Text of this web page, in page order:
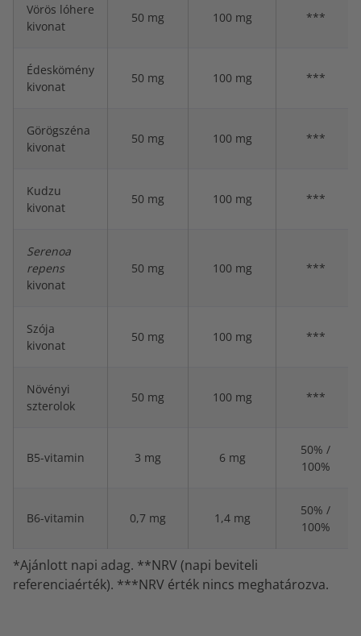
Vörös lóhere
kivonat
50 mg 100 mg ***
Édeskömény
kivonat
50 mg 100 mg ***
Görögszéna
kivonat
50 mg 100 mg ***
Kudzu
kivonat
50 mg 100 mg ***
Serenoa
repens
kivonat
50 mg 100 mg ***
Szója
kivonat
50 mg 100 mg ***
Növényi
szterolok
50 mg 100 mg ***
B5-vitamin 3 mg 6 mg
50% /
100%
B6-vitamin 0,7 mg 1,4 mg
50% /
100%
*Ajánlott napi adag. **NRV (napi beviteli
referenciaérték). ***NRV érték nincs meghatározva.